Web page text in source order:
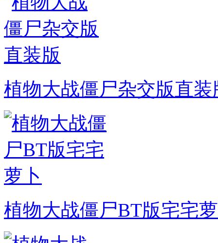
植物大战僵尸杂交版直装
植物大战僵尸BT版宅宅